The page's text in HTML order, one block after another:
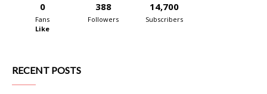
0
Fans
Like
388
Followers
14,700
Subscribers
RECENT POSTS